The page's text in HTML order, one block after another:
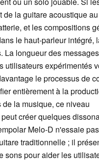
de la guitare acoustique
et les compositions
le haut-parleur intégré,
La longueur des
utilisateurs expérimentés
le processus de
entièrement à la
la musique, ce niveau
créer quelques
Melo-D n'essaie
traditionnelle ; il
sons pour aider les